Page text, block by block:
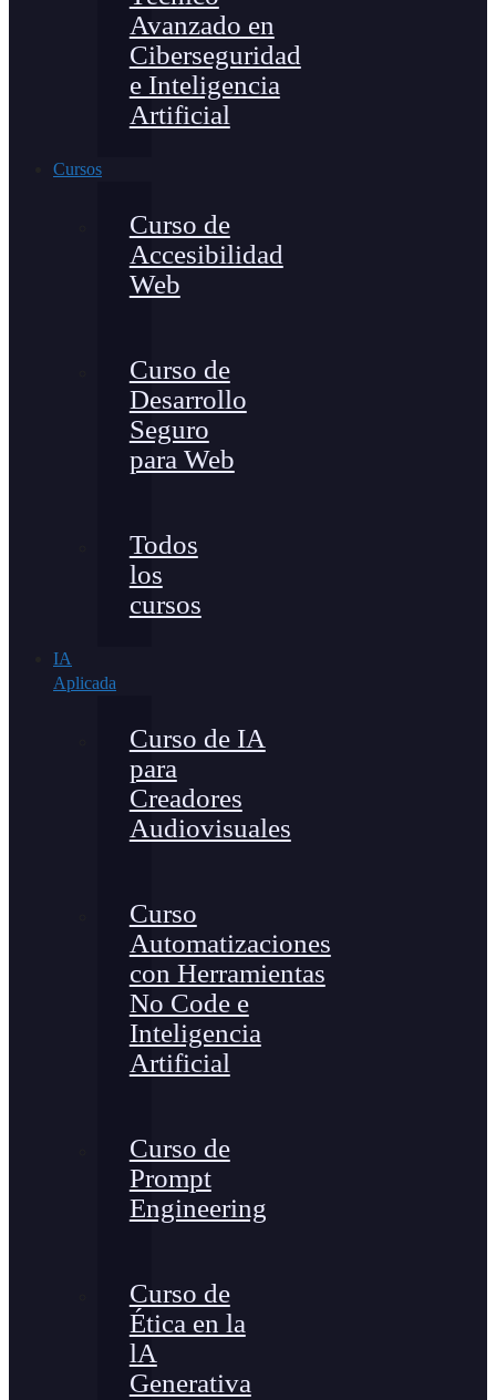
Avanzado en
Ciberseguridad
e Inteligencia
Artificial
Cursos
Curso de
Accesibilidad
Web
Curso de
Desarrollo
Seguro
para Web
Todos
los
cursos
IA
Aplicada
Curso de IA
para
Creadores
Audiovisuales
Curso
Automatizaciones
con Herramientas
No Code e
Inteligencia
Artificial
Curso de
Prompt
Engineering
Curso de
Ética en la
lA
Generativa